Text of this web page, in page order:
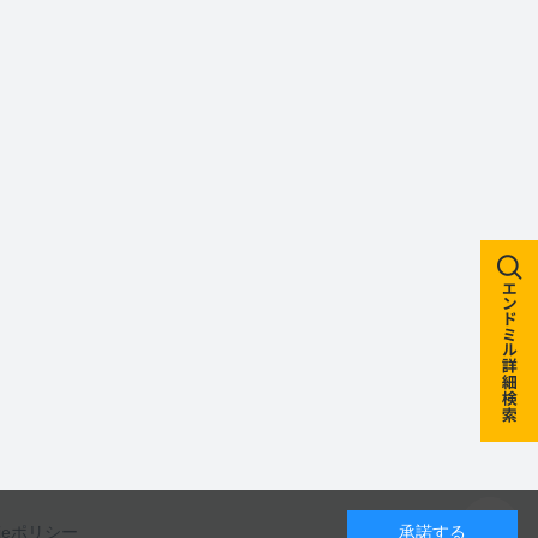
ポリシー 承諾する